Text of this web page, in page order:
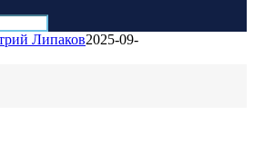
Липаков2025-09-